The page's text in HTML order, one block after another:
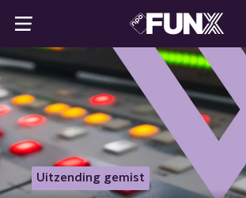
Uitzending gemist